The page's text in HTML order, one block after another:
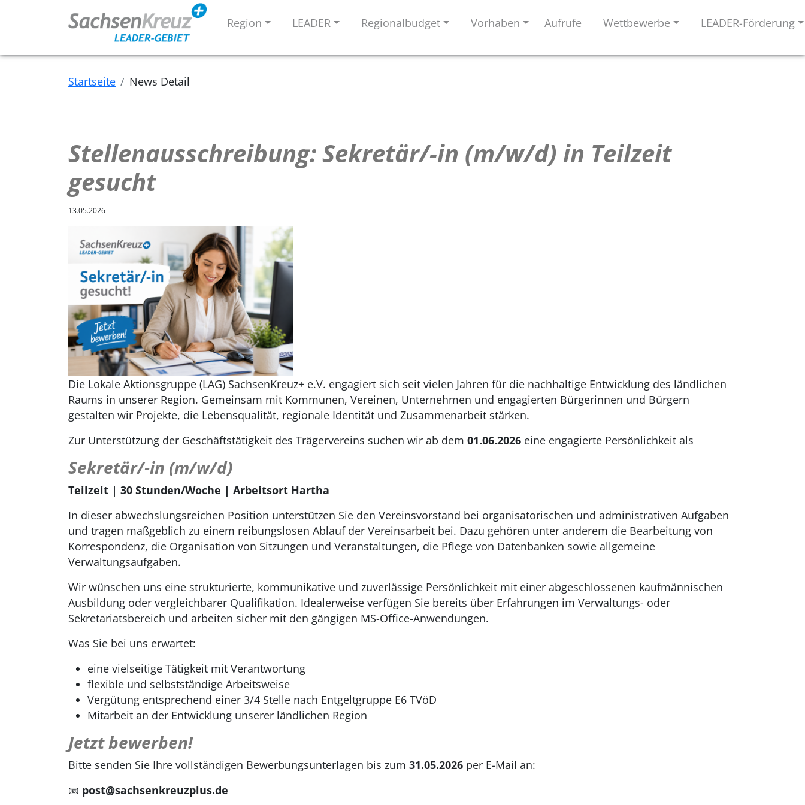
Region LEADER Regionalbudget Vorhaben Aufrufe Wettbewerbe LEADER-Förderung
Startseite News Detail
Stellenausschreibung: Sekretär/-in (m/w/d) in Teilzeit
gesucht
13.05.2026
Die Lokale Aktionsgruppe (LAG) SachsenKreuz+ e.V. engagiert sich seit vielen Jahren für die nachhaltige Entwicklung des ländlichen
Raums in unserer Region. Gemeinsam mit Kommunen, Vereinen, Unternehmen und engagierten Bürgerinnen und Bürgern
gestalten wir Projekte, die Lebensqualität, regionale Identität und Zusammenarbeit stärken.
Zur Unterstützung der Geschäftstätigkeit des Trägervereins suchen wir ab dem 01.06.2026 eine engagierte Persönlichkeit als
Sekretär/-in (m/w/d)
Teilzeit | 30 Stunden/Woche | Arbeitsort Hartha
In dieser abwechslungsreichen Position unterstützen Sie den Vereinsvorstand bei organisatorischen und administrativen Aufgaben
und tragen maßgeblich zu einem reibungslosen Ablauf der Vereinsarbeit bei. Dazu gehören unter anderem die Bearbeitung von
Korrespondenz, die Organisation von Sitzungen und Veranstaltungen, die Pflege von Datenbanken sowie allgemeine
Verwaltungsaufgaben.
Wir wünschen uns eine strukturierte, kommunikative und zuverlässige Persönlichkeit mit einer abgeschlossenen kaufmännischen
Ausbildung oder vergleichbarer Qualifikation. Idealerweise verfügen Sie bereits über Erfahrungen im Verwaltungs- oder
Sekretariatsbereich und arbeiten sicher mit den gängigen MS-Office-Anwendungen.
Was Sie bei uns erwartet:
eine vielseitige Tätigkeit mit Verantwortung
flexible und selbstständige Arbeitsweise
Vergütung entsprechend einer 3/4 Stelle nach Entgeltgruppe E6 TVöD
Mitarbeit an der Entwicklung unserer ländlichen Region
Jetzt bewerben!
Bitte senden Sie Ihre vollständigen Bewerbungsunterlagen bis zum 31.05.2026 per E-Mail an:
📧 post@sachsenkreuzplus.de